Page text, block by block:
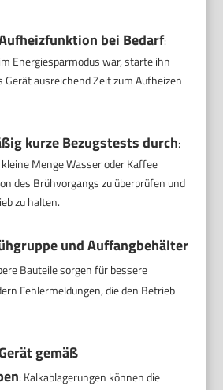
bei Bedarf:
Energiesparmodus war, starte ihn
Gerät ausreichend Zeit zum Aufheizen
kurze Bezugstests durch:
Menge Wasser oder Kaffee
des Brühvorgangs zu überprüfen und
zu halten.
und Auffangbehälter
Bauteile sorgen für bessere
Fehlermeldungen, die den Betrieb
gemäß
: Kalkablagerungen können die